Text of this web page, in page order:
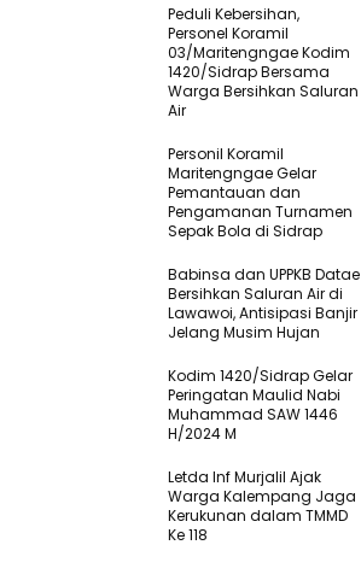
Peduli Kebersihan,
Personel Koramil
03/Maritengngae Kodim
1420/Sidrap Bersama
Warga Bersihkan Saluran
Air
Personil Koramil
Maritengngae Gelar
Pemantauan dan
Pengamanan Turnamen
Sepak Bola di Sidrap
Babinsa dan UPPKB Datae
Bersihkan Saluran Air di
Lawawoi, Antisipasi Banjir
Jelang Musim Hujan
Kodim 1420/Sidrap Gelar
Peringatan Maulid Nabi
Muhammad SAW 1446
H/2024 M
Letda Inf Murjalil Ajak
Warga Kalempang Jaga
Kerukunan dalam TMMD
Ke 118